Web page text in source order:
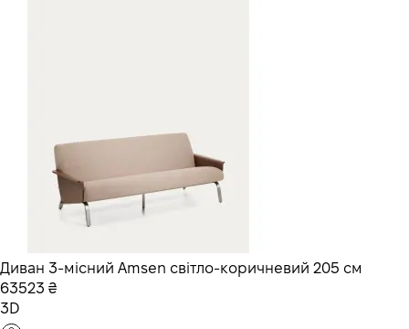
Диван 3-місний Amsen світло-коричневий 205 см
63523 ₴
3D